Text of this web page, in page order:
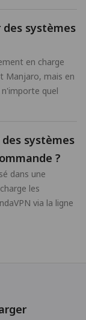
systèmes
en charge
Manjaro, mais en
quel
systèmes
?
dans une
les
via la ligne